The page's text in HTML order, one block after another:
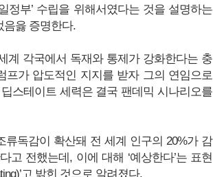
정부’ 수립을 위해서였다는 것을 설명하는
음읋 증명한다.
계 각국에서 독재와 통제가 강화한다는 충
프가 압도적인 지지를 받자 그의 연임으로
스테이트 세력은 결국 팬데믹 시나리오를
류독감이 확산돼 전 세계 인구의 20%가 감
고 전했는데, 이에 대해 ‘예상한다’는 표현
고 밝힌 것으로 알려졌다.